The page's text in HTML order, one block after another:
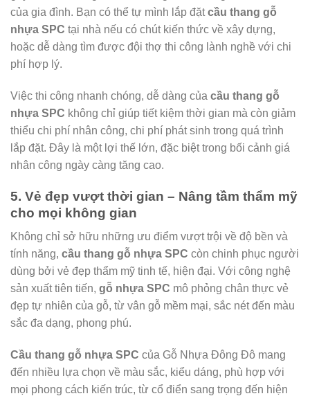
của gia đình. Bạn có thể tự mình lắp đặtcầu thang gỗ
nhựa SPC tại nhà nếu có chút kiến thức về xây dựng,
hoặc dễ dàng tìm được đội thợ thi công lành nghề với chi
phí hợp lý.
Việc thi công nhanh chóng, dễ dàng của cầu thang gỗ
nhựa SPC không chỉ giúp tiết kiệm thời gian mà còn giảm
thiểu chi phí nhân công, chi phí phát sinh trong quá trình
lắp đặt. Đây là một lợi thế lớn, đặc biệt trong bối cảnh giá
nhân công ngày càng tăng cao.
5. Vẻ đẹp vượt thời gian – Nâng tầm thẩm mỹ
cho mọi không gian
Không chỉ sở hữu những ưu điểm vượt trội về độ bền và
tính năng, cầu thang gỗ nhựa SPC còn chinh phục người
dùng bởi vẻ đẹp thẩm mỹ tinh tế, hiện đại. Với công nghệ
sản xuất tiên tiến, gỗ nhựa SPC mô phỏng chân thực vẻ
đẹp tự nhiên của gỗ, từ vân gỗ mềm mại, sắc nét đến màu
sắc đa dạng, phong phú.
Cầu thang gỗ nhựa SPC của Gỗ Nhựa Đông Đô mang
đến nhiều lựa chọn về màu sắc, kiểu dáng, phù hợp với
mọi phong cách kiến trúc, từ cổ điển sang trọng đến hiện